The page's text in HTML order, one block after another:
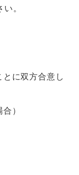
。
に双方合意し
）